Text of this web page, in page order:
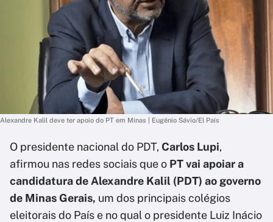
Alexandre Kalil deve ter apoio do PT em Minas | Eugênio Sávio/El País
O presidente nacional do PDT, Carlos Lupi,
afirmou nas redes sociais que o PT vai apoiar a
candidatura de Alexandre Kalil (PDT) ao governo
de Minas Gerais, um dos principais colégios
eleitorais do País e no qual o presidente Luiz Inácio